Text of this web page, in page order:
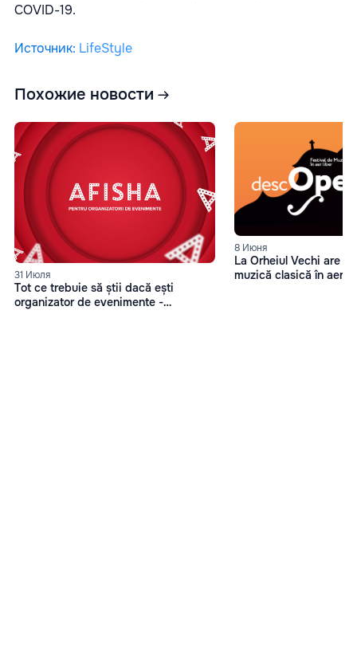
COVID-19.
Источник: LifeStyle
Похожие новости
31 Июля
Tot ce trebuie să știi dacă ești
organizator de evenimente -
8 Июня
La Orheiul Vechi are
muzică clasică în aer